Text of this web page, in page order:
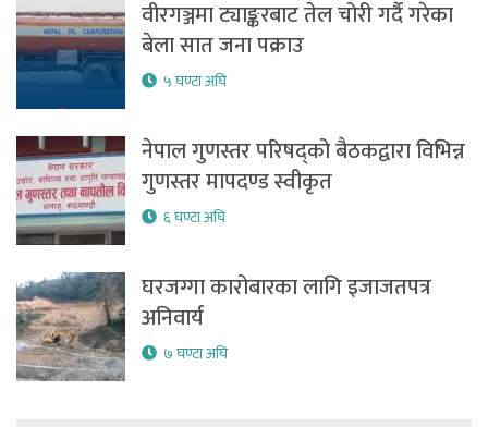
वीरगञ्जमा ट्याङ्करबाट तेल चोरी गर्दै गरेका
बेला सात जना पक्राउ
५ घण्टा अघि
नेपाल गुणस्तर परिषद्को बैठकद्वारा विभिन्न
गुणस्तर मापदण्ड स्वीकृत
६ घण्टा अघि
घरजग्गा कारोबारका लागि इजाजतपत्र
अनिवार्य
७ घण्टा अघि